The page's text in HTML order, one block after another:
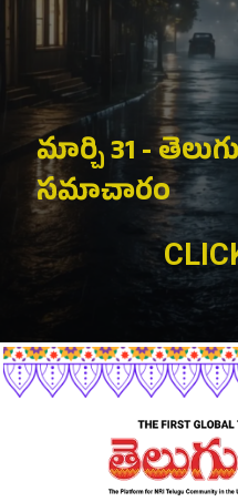
మార్చి 31 -
సమాచారం